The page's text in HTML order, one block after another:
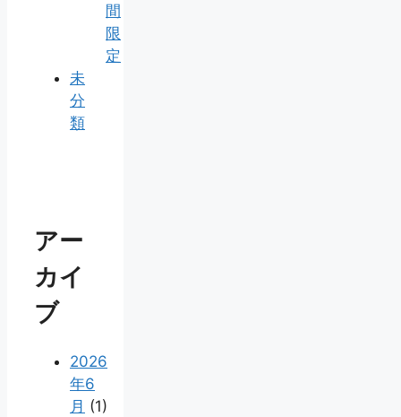
間
限
定
未
分
類
アー
カイ
ブ
2026
年6
月 (1)